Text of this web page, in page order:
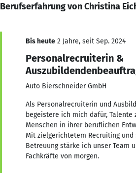
Berufserfahrung von Christina
Bis heute 2 Jahre, seit Sep. 2024
Personalrecruiterin &
Auto Bierschneider GmbH
Als Personalrecruiterin und
begeistere ich mich dafür, Talente
Menschen in ihrer beruflichen
Mit zielgerichtetem Recruiting
Betreuung stärke ich unser Team
Fachkräfte von morgen.